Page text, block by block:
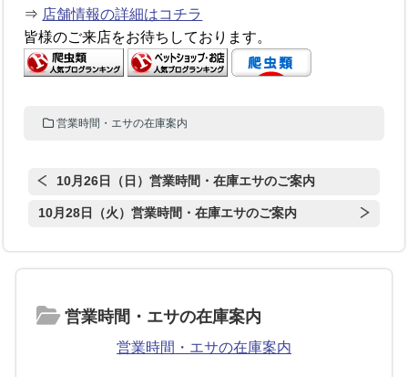
⇒ 店舗情報の詳細はコチラ
皆様のご来店をお待ちしております。
営業時間・エサの在庫案内
10月26日（日）営業時間・在庫エサのご案内
10月28日（火）営業時間・在庫エサのご案内
営業時間・エサの在庫案内
営業時間・エサの在庫案内